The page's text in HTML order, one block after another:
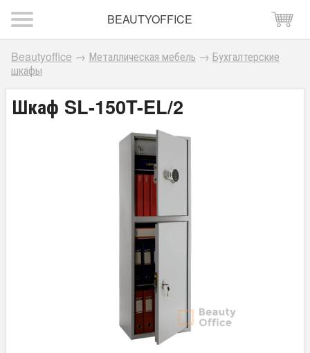
BEAUTYOFFICE
Beautyoffice → Металлическая мебель → Бухгалтерские
шкафы
Шкаф SL-150T-EL/2